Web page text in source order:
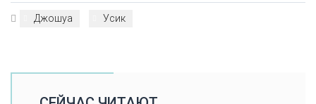
Джошуа Усик